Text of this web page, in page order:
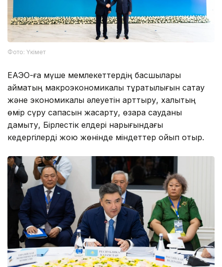
Фото: Үкімет
ЕАЭО-ға мүше мемлекеттердің басшылары
аймақтың макроэкономикалық тұрақтылығын сақтау
және экономикалық әлеуетін арттыру, халықтың
өмір сүру сапасын жақсарту, өзара сауданы
дамыту, Бірлестік елдері нарығындағы
кедергілерді жою жөнінде міндеттер қойып отыр.